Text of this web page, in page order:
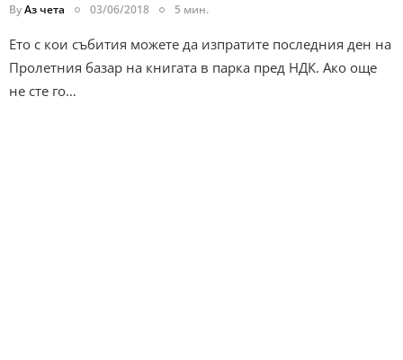
ByАз чета 03/06/2018 5 мин.
Ето с кои събития можете да изпратите последния ден на
Пролетния базар на книгата в парка пред НДК. Ако още
не сте го…